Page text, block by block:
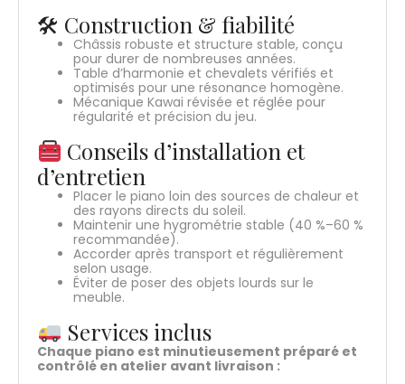
🛠 Construction & fiabilité
Châssis robuste et structure stable, conçu
pour durer de nombreuses années.
Table d’harmonie et chevalets vérifiés et
optimisés pour une résonance homogène.
Mécanique Kawai révisée et réglée pour
régularité et précision du jeu.
Conseils d’installation et
d’entretien
Placer le piano loin des sources de chaleur et
des rayons directs du soleil.
Maintenir une hygrométrie stable (40 %–60 %
recommandée).
Accorder après transport et régulièrement
selon usage.
Éviter de poser des objets lourds sur le
meuble.
Services inclus
Chaque piano est minutieusement préparé et
contrôlé en atelier avant livraison :